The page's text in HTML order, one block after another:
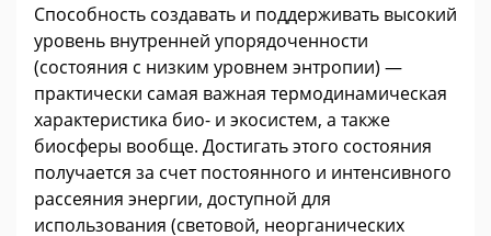
Способность создавать и поддерживать высокий
уровень внутренней упорядоченности
(состояния с низким уровнем энтропии) —
практически самая важная термодинамическая
характеристика био- и экосистем, а также
биосферы вообще. Достигать этого состояния
получается за счет постоянного и интенсивного
рассеяния энергии, доступной для
использования (световой, неорганических